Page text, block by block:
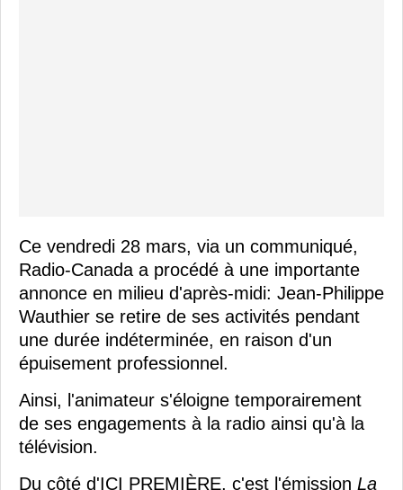
Ce vendredi 28 mars, via un communiqué,
Radio-Canada a procédé à une importante
annonce en milieu d'après-midi: Jean-Philippe
Wauthier se retire de ses activités pendant
une durée indéterminée, en raison d'un
épuisement professionnel.
Ainsi, l'animateur s'éloigne temporairement
de ses engagements à la radio ainsi qu'à la
télévision.
Du côté d'ICI PREMIÈRE, c'est l'émission La